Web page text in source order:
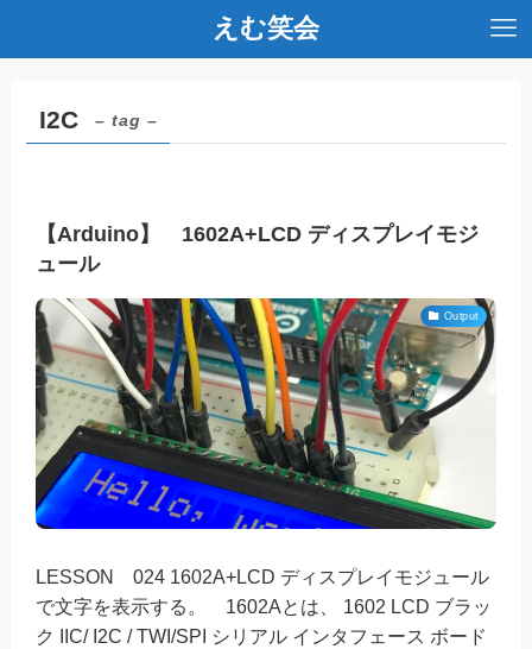
えむ笑会
I2C – tag –
【Arduino】 1602A+LCD ディスプレイモジ
ュール
Output
LESSON 024 1602A+LCD ディスプレイモジュール
で文字を表示する。 1602Aとは、 1602 LCD ブラッ
ク IIC/ I2C / TWI/SPI シリアル インタフェース ボード